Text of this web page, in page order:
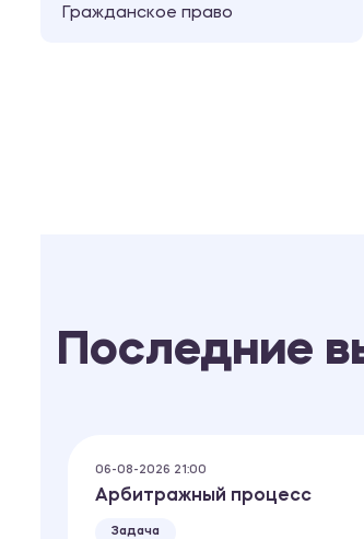
Гражданское право
Последние
06-08-2026 21:00
Арбитражный процесс
Задача